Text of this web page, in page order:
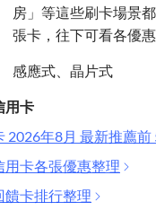
房」等這些刷卡場景
張卡，往下可看各優
感應式、晶片式
用卡
2026年8月 最新推薦前
用卡各張優惠整理
饋卡排行整理